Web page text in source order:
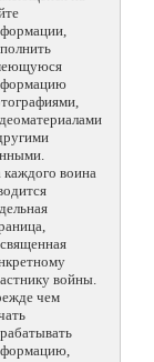
каждого воина
войны.
чем